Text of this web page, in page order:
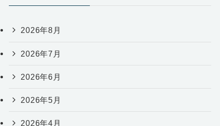
2026年8月
2026年7月
2026年6月
2026年5月
2026年4月